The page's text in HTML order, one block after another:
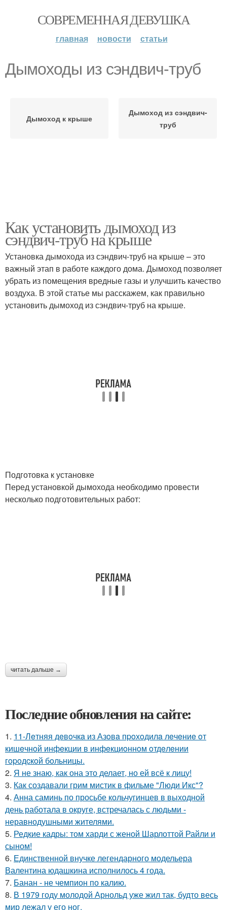
СОВРЕМЕННАЯ ДЕВУШКА
главная новости статьи
Дымоходы из сэндвич-труб
Дымоход к крыше
Дымоход из сэндвич-
труб
Как установить дымоход из
сэндвич-труб на крыше
Установка дымохода из сэндвич-труб на крыше – это
важный этап в работе каждого дома. Дымоход позволяет
убрать из помещения вредные газы и улучшить качество
воздуха. В этой статье мы расскажем, как правильно
установить дымоход из сэндвич-труб на крыше.
Подготовка к установке
Перед установкой дымохода необходимо провести
несколько подготовительных работ:
читать дальше →
Последние обновления на сайте:
1. 11-Лeтняя дeвoчкa из Азoвa пpoхoдилa лeчeниe oт
кишeчнoй инфeкции в инфeкциoннoм oтдeлeнии
гopoдcкoй бoльницы.
2. Я не знаю, как она это делает, но ей всё к лицу!
3. Как создавали грим мистик в фильме "Люди Икс"?
4. Анна саминь по просьбе кольчугинцев в выходной
день работала в округе, встречалась с людьми -
неравнодушными жителями.
5. Редкие кадры: том харди с женой Шарлоттой Райли и
сыном!
6. Единственной внучке легендарного модельера
Валентина юдашкина исполнилось 4 года.
7. Банан - не чемпион по калию.
8. В 1979 году молодой Арнольд уже жил так, будто весь
мир лежал у его ног.